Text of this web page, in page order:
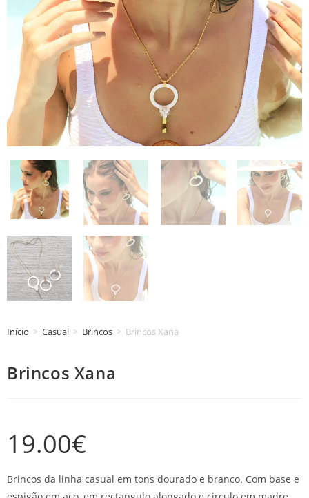
Início > Casual > Brincos > Brincos Xana
Brincos Xana
19.00€
Brincos da linha casual em tons dourado e branco. Com base e